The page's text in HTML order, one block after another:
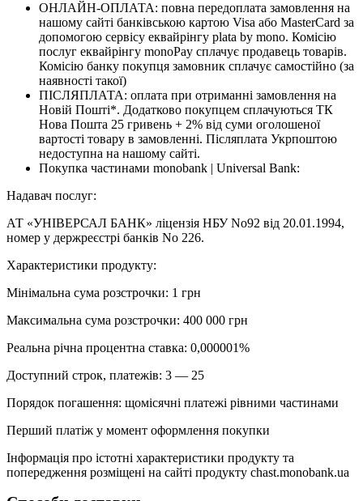
ОНЛАЙН-ОПЛАТА: повна передоплата замовлення на
нашому сайті банківською картою Visa або MasterCard за
допомогою сервісу еквайрінгу plata by mono. Комісію
послуг еквайрінгу monoPay сплачує продавець товарів.
Комісію банку покупця замовник сплачує самостійно (за
наявності такої)
ПІСЛЯПЛАТА: оплата при отриманні замовлення на
Новій Пошті*. Додатково покупцем сплачуються ТК
Нова Пошта 25 гривень + 2% від суми оголошеної
вартості товару в замовленні. Післяплата Укрпоштою
недоступна на нашому сайті.
Покупка частинами monobank | Universal Bank:
Надавач послуг:
АТ «УНІВЕРСАЛ БАНК» ліцензія НБУ No92 від 20.01.1994,
номер у держреєстрі банків No 226.
Характеристики продукту:
Мінімальна сума розстрочки: 1 грн
Максимальна сума розстрочки: 400 000 грн
Реальна річна процентна ставка: 0,000001%
Доступний строк, платежів: 3 — 25
Порядок погашення: щомісячні платежі рівними частинами
Перший платіж у момент оформлення покупки
Інформація про істотні характеристики продукту та
попередження розміщені на сайті продукту chast.monobank.ua